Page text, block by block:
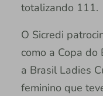
totalizando 111.
O Sicredi
como a Copa
a Brasil Ladies
feminino que